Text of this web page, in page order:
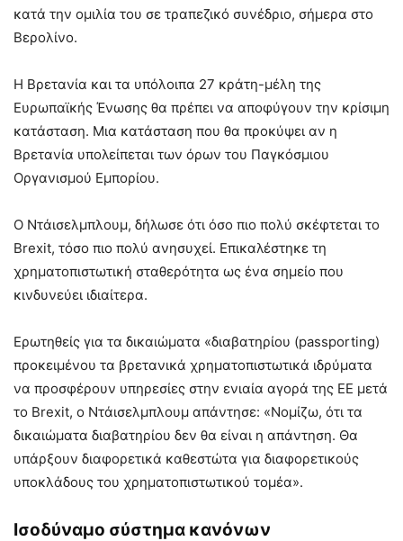
κατά την ομιλία του σε τραπεζικό συνέδριο, σήμερα στο
Βερολίνο.
Η Βρετανία και τα υπόλοιπα 27 κράτη-μέλη της
Ευρωπαϊκής Ένωσης θα πρέπει να αποφύγουν την κρίσιμη
κατάσταση. Μια κατάσταση που θα προκύψει αν η
Βρετανία υπολείπεται των όρων του Παγκόσμιου
Οργανισμού Εμπορίου.
Ο Ντάισελμπλουμ, δήλωσε ότι όσο πιο πολύ σκέφτεται το
Brexit, τόσο πιο πολύ ανησυχεί. Επικαλέστηκε τη
χρηματοπιστωτική σταθερότητα ως ένα σημείο που
κινδυνεύει ιδιαίτερα.
Ερωτηθείς για τα δικαιώματα «διαβατηρίου (passporting)
προκειμένου τα βρετανικά χρηματοπιστωτικά ιδρύματα
να προσφέρουν υπηρεσίες στην ενιαία αγορά της ΕΕ μετά
το Brexit, ο Ντάισελμπλουμ απάντησε: «Νομίζω, ότι τα
δικαιώματα διαβατηρίου δεν θα είναι η απάντηση. Θα
υπάρξουν διαφορετικά καθεστώτα για διαφορετικούς
υποκλάδους του χρηματοπιστωτικού τομέα».
Ισοδύναμο σύστημα κανόνων